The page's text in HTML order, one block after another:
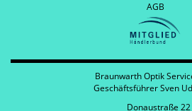
AGB
Braunwarth Optik
Geschäftsführer Sven
Donaustraße 22